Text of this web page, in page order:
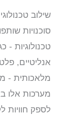
שילוב
סוכנויות
אנליטיים,
מלאכותית -
מערכות אלו
לספק